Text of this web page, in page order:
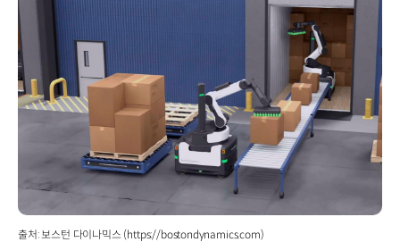
출처: 보스턴 다이나믹스 (https://bostondynamics.com)